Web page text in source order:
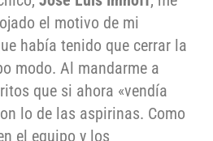
el motivo de mi
había tenido que cerrar la
modo. Al mandarme a
que si ahora «vendía
lo de las aspirinas. Como
el equipo y los